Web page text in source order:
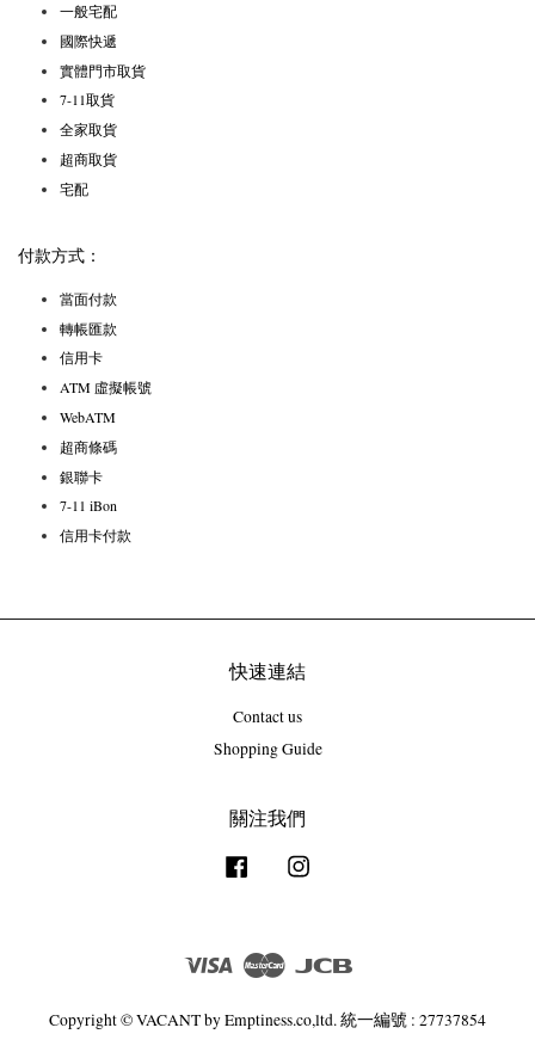
一般宅配
國際快遞
實體門市取貨
7-11取貨
全家取貨
超商取貨
宅配
付款方式：
當面付款
轉帳匯款
信用卡
ATM 虛擬帳號
WebATM
超商條碼
銀聯卡
7-11 iBon
信用卡付款
快速連結
Contact us
Shopping Guide
關注我們
Facebook
Visa Master
Copyright © VACANT by Emptiness.co,ltd. 統一編號 : 27737854